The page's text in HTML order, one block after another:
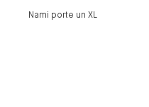
Nami porte un XL